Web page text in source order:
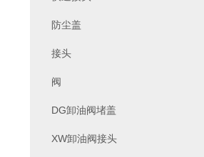
防尘盖
接头
阀
DG卸油阀堵盖
XW卸油阀接头